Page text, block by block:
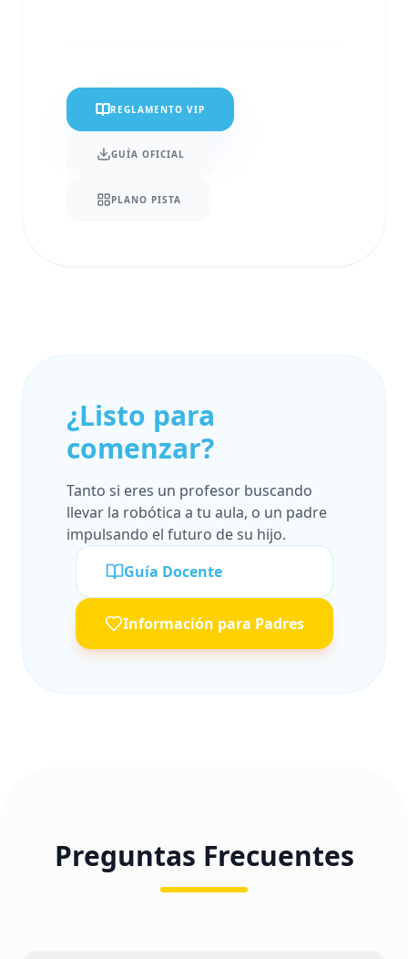
REGLAMENTO VIP
GUÍA OFICIAL
PLANO PISTA
¿Listo para
comenzar?
Tanto si eres un profesor buscando
llevar la robótica a tu aula, o un padre
impulsando el futuro de su hijo.
Guía Docente
Información para Padres
Preguntas Frecuentes